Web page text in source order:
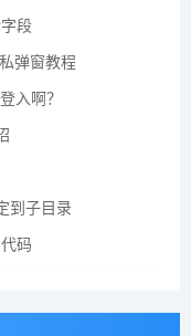
段
弹窗教程
入啊？
到子目录
码